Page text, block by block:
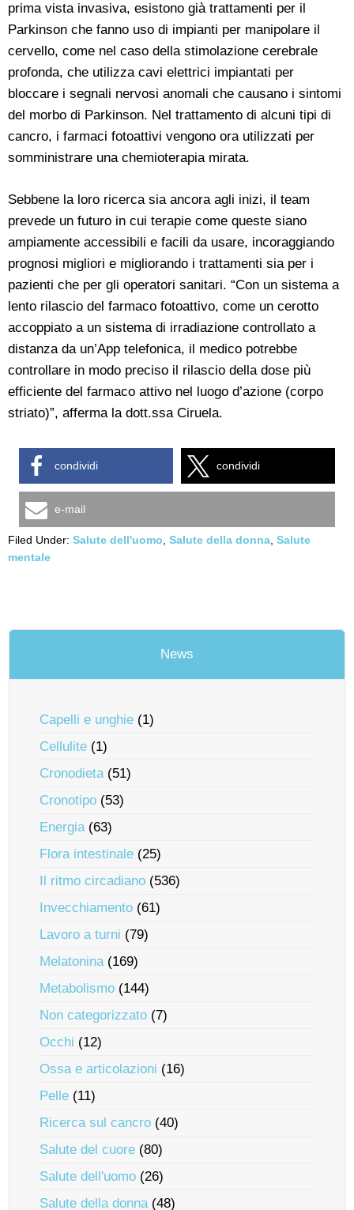
prima vista invasiva, esistono già trattamenti per il
Parkinson che fanno uso di impianti per manipolare il
cervello, come nel caso della stimolazione cerebrale
profonda, che utilizza cavi elettrici impiantati per
bloccare i segnali nervosi anomali che causano i sintomi
del morbo di Parkinson. Nel trattamento di alcuni tipi di
cancro, i farmaci fotoattivi vengono ora utilizzati per
somministrare una chemioterapia mirata.
Sebbene la loro ricerca sia ancora agli inizi, il team
prevede un futuro in cui terapie come queste siano
ampiamente accessibili e facili da usare, incoraggiando
prognosi migliori e migliorando i trattamenti sia per i
pazienti che per gli operatori sanitari. “Con un sistema a
lento rilascio del farmaco fotoattivo, come un cerotto
accoppiato a un sistema di irradiazione controllato a
distanza da un’App telefonica, il medico potrebbe
controllare in modo preciso il rilascio della dose più
efficiente del farmaco attivo nel luogo d’azione (corpo
striato)”, afferma la dott.ssa Ciruela.
condividi condividi
e-mail
Filed Under: Salute dell'uomo Salute della donna Salute
mentale
News
Capelli e unghie (1)
Cellulite (1)
Cronodieta(51)
Cronotipo (53)
Energia(63)
Flora intestinale (25)
Il ritmo circadiano (536)
Invecchiamento (61)
Lavoro a turni (79)
Melatonina(169)
Metabolismo (144)
Non categorizzato (7)
Occhi (12)
Ossa e articolazioni (16)
Pelle (11)
Ricerca sul cancro (40)
Salute del cuore (80)
Salute dell'uomo (26)
Salute della donna(48)